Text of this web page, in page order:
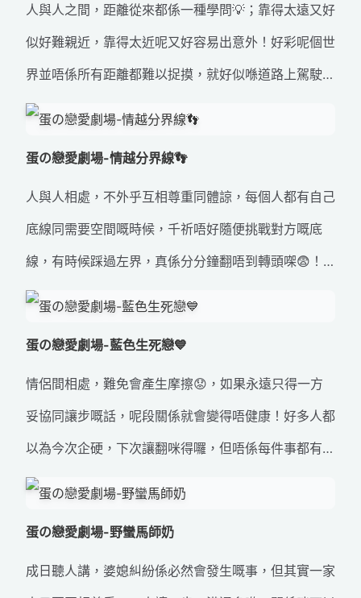
施，同埋要睇清楚交通情況同小心聆聽呀，特別係電動
或混合動力車輛，佢哋行駛時可能十分寧靜，要更加留
意呀！就算係喺屋企附近或者較熟悉嘅環境，都唔好掉
以輕心，因為意外往往係喺唔留神嘅時候發生㗎😶！ #
人與人之間，距離從來都係一種學問💡；靠得太遠又好
似好難親近，靠得太近呢又好容易出意外！好彩呢個世
界並唔係所有距離都難以捉摸，就好似喺道路上駕駛，
只要記住保持安全嘅行車距離~🚕🚗 馬路情況瞬息萬
🌧，路面濕滑，輪胎或者制動器性能欠佳，又或者你
身體不適😷，就應該與前車保持比正常更遠嘅距離
喇。醒目嘅你🙋‍♀️🙋，要盡量不斷評估前面嘅道路情
況，等自己有應變嘅餘地，避免跟車太貼，即使有突發
蛋の戀愛劇場-情越分界線👣
人與人相處，不外乎互相尊重同體諒，每個人都有自己
底線同需要空間嘅時候，千祈唔好隨便挑戰對方嘅底
線，有時候踩過左界，真係分分鐘翻唔到轉頭㗎😨！
每個人都有屬於自己嘅Me Time，就好似喺揸車嗰
咁。需要雙方配合同一齊經營先可以去到終點站，如果
任何一方隨意挑戰對方底線，好容易會出意外㗎👀！ #
道路安全 #交通安全 #最忌係唔適當嘅時候做唔適當嘅
野 #情越分界線 #踩過界 #專注駕駛 #乘客切勿騷擾司
蛋の戀愛劇場-藍色生死戀💙
情侶間相處，難免會產生摩擦😟，如果永遠只得一方
妥協同讓步嘅話，呢段關係就會變得唔健康！好多人都
以為今次企硬，下次讓翻咪得囉，但唔係每件事都有下
次㗎🤮！ 就好似拯救生命咁，係爭分奪秒㗎⏱️！所以
安全情況下讓路，記得留意當時路面嘅交通情況呀🚦 道
蛋の戀愛劇場-野蠻馬師奶
成日聽人講，婆媳糾紛係必然會發生嘅事，但其實一家